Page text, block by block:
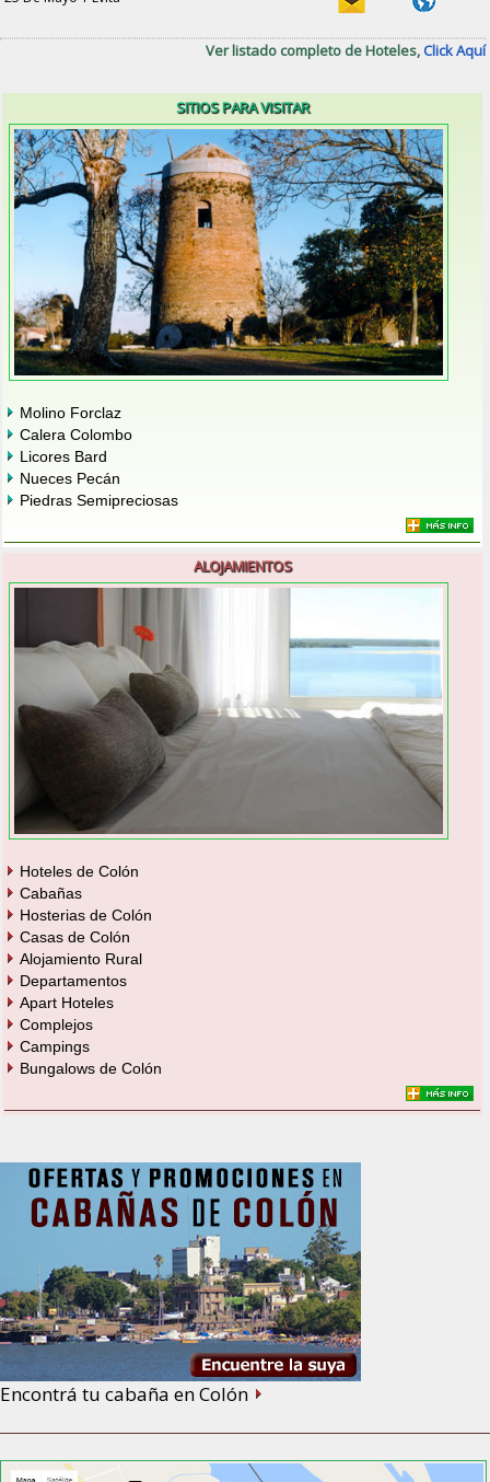
Ver listado completo de Hoteles,Click Aquí
SITIOS PARA VISITAR
Molino Forclaz
Calera Colombo
Licores Bard
Nueces Pecán
Piedras Semipreciosas
ALOJAMIENTOS
Hoteles de Colón
Cabañas
Hosterias de Colón
Casas de Colón
Alojamiento Rural
Departamentos
Apart Hoteles
Complejos
Campings
Bungalows de Colón
Encontrá tu cabaña en Colón